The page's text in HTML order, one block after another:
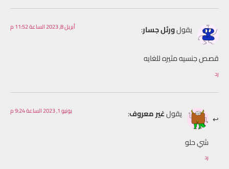
يقولورئل جسار: أبريل 8, 2023 الساعة 11:52 م
قصص جنسيه مثيره للغايه
رد
يقولغير معروف: يونيو 1, 2023 الساعة 9:24 م
شي حلو
رد